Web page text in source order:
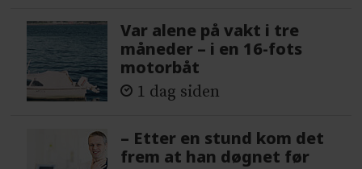
Var alene på vakt i tre
måneder – i en 16-fots
motorbåt
1 dag siden
– Etter en stund kom det
frem at han døgnet før